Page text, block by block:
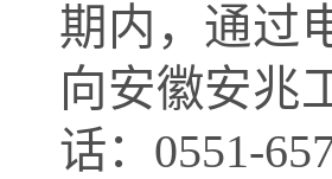
期内，通过
向安徽安兆
话： 0551-